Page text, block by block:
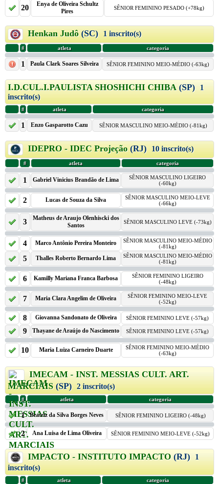
20
Enya de Oliveira Schultz
Pires
SÊNIOR FEMININO PESADO (+78kg)
Henkan Judô (SC) 1 inscrito(s)
# atleta categoria
1 Paula Clark Soares Silveira SÊNIOR FEMININO MEIO-MÉDIO (-63kg)
I.D.CUL.I.PAULISTA SHOSHICHI CHIBA (SP)
1
inscrito(s)
# atleta categoria
1 Enzo Gasparotto Cazu SÊNIOR MASCULINO MEIO-MÉDIO (-81kg)
IDEPRO - IDEC Projeção (RJ) 10 inscrito(s)
# atleta categoria
1 Gabriel Vinicius Brandão de Lima
SÊNIOR MASCULINO LIGEIRO
(-60kg)
2 Lucas de Souza da Silva
SÊNIOR MASCULINO MEIO-LEVE
(-66kg)
3
Matheus de Araujo Olenhiscki dos
Santos
SÊNIOR MASCULINO LEVE (-73kg)
4 Marco Antônio Pereira Monteiro
SÊNIOR MASCULINO MEIO-MÉDIO
(-81kg)
5 Thalles Roberto Bernardo Lima
SÊNIOR MASCULINO MEIO-MÉDIO
(-81kg)
6 Kamilly Mariana Franca Barbosa
SÊNIOR FEMININO LIGEIRO
(-48kg)
7 Maria Clara Angelim de Oliveira
SÊNIOR FEMININO MEIO-LEVE
(-52kg)
8 Giovanna Sandonato de Oliveira SÊNIOR FEMININO LEVE (-57kg)
9 Thayane de Araújo do Nascimento SÊNIOR FEMININO LEVE (-57kg)
10 Maria Luiza Carneiro Duarte
SÊNIOR FEMININO MEIO-MÉDIO
(-63kg)
IMECAM - INST. MESSIAS CULT. ART.
MARCIAIS (SP) 2 inscrito(s)
# atleta categoria
1 Beatriz da Silva Borges Neves SÊNIOR FEMININO LIGEIRO (-48kg)
2 Ana Luisa de Lima Oliveira SÊNIOR FEMININO MEIO-LEVE (-52kg)
IMPACTO - INSTITUTO IMPACTO (RJ)
1
inscrito(s)
# atleta categoria